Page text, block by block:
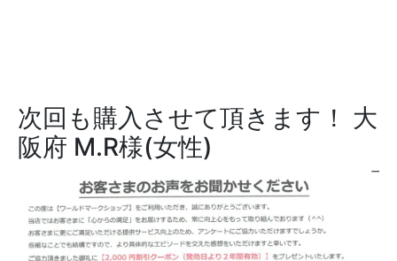
次回も購入させて頂きます！ 大
阪府 M.R様(女性)